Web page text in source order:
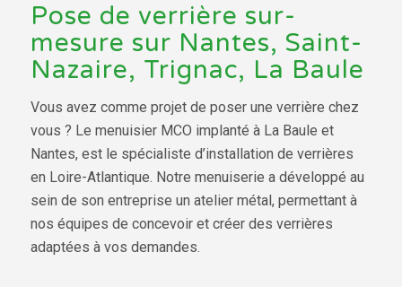
Pose de verrière sur-
mesure sur Nantes, Saint-
Nazaire, Trignac, La Baule
Vous avez comme projet de poser une verrière chez
vous ? Le menuisier MCO implanté à La Baule et
Nantes, est le spécialiste d’installation de verrières
en Loire-Atlantique. Notre menuiserie a développé au
sein de son entreprise un atelier métal, permettant à
nos équipes de concevoir et créer des verrières
adaptées à vos demandes.